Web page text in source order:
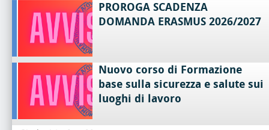
PROROGA SCADENZA
DOMANDA ERASMUS 2026/2027
Nuovo corso di Formazione
base sulla sicurezza e salute sui
luoghi di lavoro